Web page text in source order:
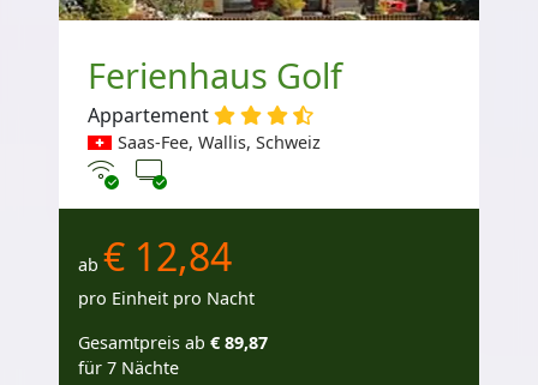
Ferienhaus Golf
Appartement
Saas-Fee, Wallis, Schweiz
InternetTV
ab € 12,84
pro Einheit pro Nacht
Gesamtpreis ab € 89,87
für 7 Nächte